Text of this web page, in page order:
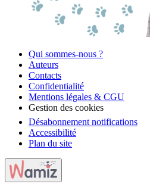
Qui sommes-nous ?
Auteurs
Contacts
Confidentialité
Mentions légales & CGU
Gestion des cookies
Désabonnement notifications
Accessibilité
Plan du site